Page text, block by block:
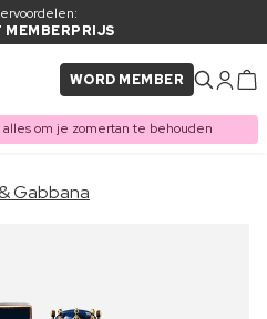
MEMBERPRIJS
WORD MEMBER
om je zomertan te behouden
AAN
Gabbana